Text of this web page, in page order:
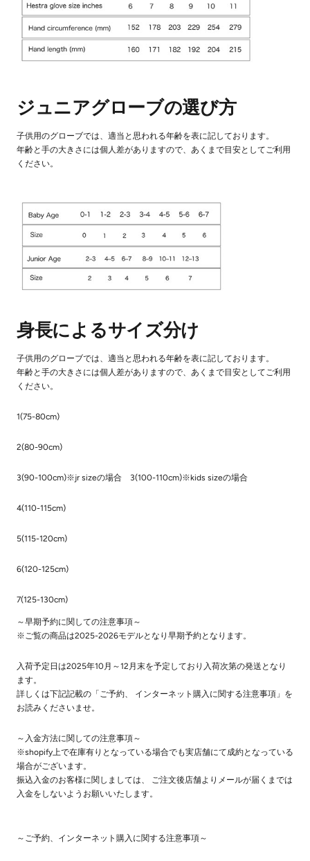
ジュニアグローブの選び方
子供用のグローブでは、適当と思われる年齢を表に記しております。
年齢と手の大きさには個人差がありますので、あくまで目安としてご利用
ください。
身長によるサイズ分け
子供用のグローブでは、適当と思われる年齢を表に記しております。
年齢と手の大きさには個人差がありますので、あくまで目安としてご利用
ください。
1(75-80cm)
2(80-90cm)
3(90-100cm)※jr sizeの場合 3(100-110cm)※kids sizeの場合
4(110-115cm)
5(115-120cm)
6(120-125cm)
7(125-130cm)
～早期予約に関しての注意事項～
※ご覧の商品は2025-2026モデルとなり早期予約となります。
入荷予定日は2025年10月～12月末を予定しており入荷次第の発送となり
ます。
詳しくは下記記載の「ご予約、 インターネット購入に関する注意事項」を
お読みくださいませ。
～入金方法に関しての注意事項～
※shopify上で在庫有りとなっている場合でも実店舗にて成約となっている
場合がございます。
振込入金のお客様に関しましては、 ご注文後店舗よりメールが届くまでは
入金をしないようお願いいたします。
～ご予約、インターネット購入に関する注意事項～